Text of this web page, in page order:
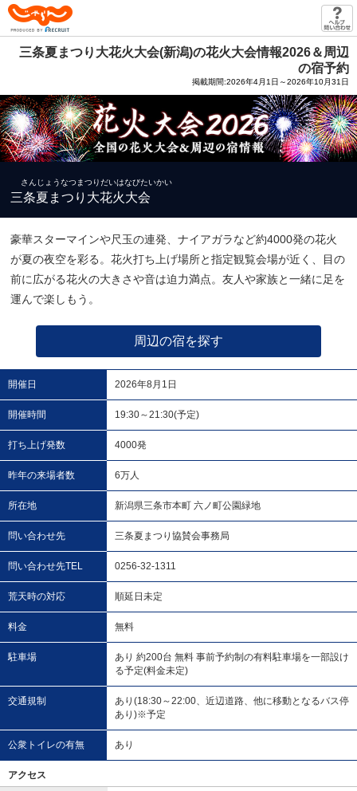
三条夏まつり大花火大会(新潟)の花火大会情報2026＆周辺
の宿予約
掲載期間:2026年4月1日～2026年10月31日
さんじょうなつまつりだいはなびたいかい
三条夏まつり大花火大会
豪華スターマインや尺玉の連発、ナイアガラなど約4000発の花火
が夏の夜空を彩る。花火打ち上げ場所と指定観覧会場が近く、目の
前に広がる花火の大きさや音は迫力満点。友人や家族と一緒に足を
運んで楽しもう。
周辺の宿を探す
開催日 2026年8月1日
開催時間 19:30～21:30(予定)
打ち上げ発数 4000発
昨年の来場者数 6万人
所在地 新潟県三条市本町 六ノ町公園緑地
問い合わせ先 三条夏まつり協賛会事務局
問い合わせ先TEL 0256-32-1311
荒天時の対応 順延日未定
料金 無料
駐車場
あり 約200台 無料 事前予約制の有料駐車場を一部設け
る予定(料金未定)
交通規制
あり(18:30～22:00、近辺道路、他に移動となるバス停
あり)※予定
公衆トイレの有無 あり
アクセス